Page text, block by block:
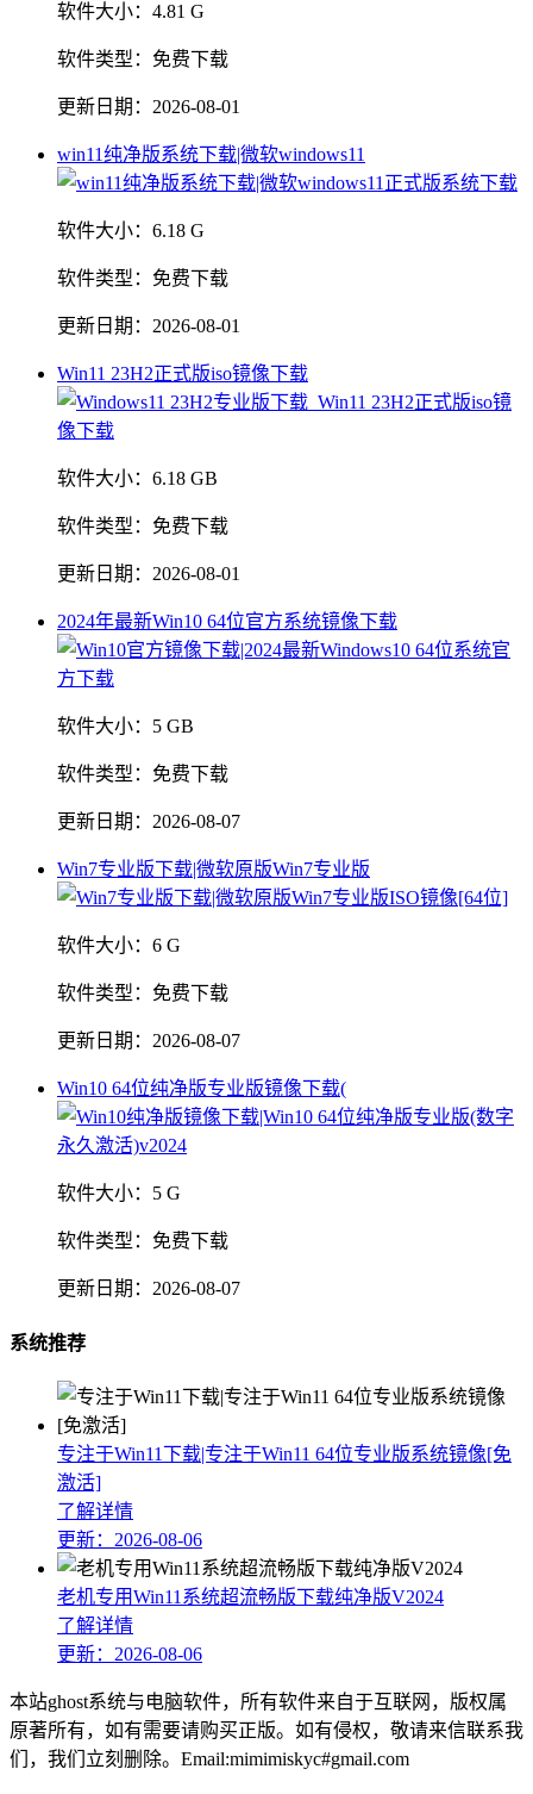
软件大小： 4.81 G
软件类型： 免费下载
更新日期： 2026-08-01
win11纯净版系统下载|微软windows11
软件大小： 6.18 G
软件类型： 免费下载
更新日期： 2026-08-01
Win11 23H2正式版iso镜像下载
软件大小： 6.18 GB
软件类型： 免费下载
更新日期： 2026-08-01
2024年最新Win10 64位官方系统镜像下载
软件大小： 5 GB
软件类型： 免费下载
更新日期： 2026-08-07
Win7专业版下载|微软原版Win7专业版
软件大小： 6 G
软件类型： 免费下载
更新日期： 2026-08-07
Win10 64位纯净版专业版镜像下载(
软件大小： 5 G
软件类型： 免费下载
更新日期： 2026-08-07
系统推荐
专注于Win11下载|专注于Win11 64位专业版系统镜像[免
激活]
了解详情
更新：2026-08-06
老机专用Win11系统超流畅版下载纯净版V2024
了解详情
更新：2026-08-06
本站ghost系统与电脑软件，所有软件来自于互联网，版权属
原著所有，如有需要请购买正版。如有侵权，敬请来信联系我
们，我们立刻删除。Email:mimimiskyc#gmail.com